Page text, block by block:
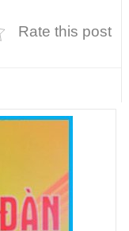
Rate this post